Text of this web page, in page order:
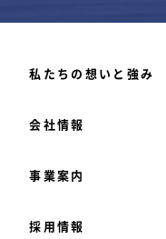
私たちの想いと強み
会社情報
事業案内
採用情報